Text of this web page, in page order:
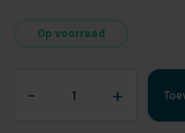
Op voorraad
–
White
+